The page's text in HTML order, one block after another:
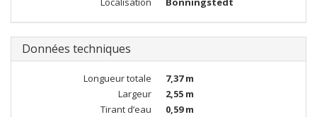
Données techniques
Longueur totale
7,37 m
Largeur
2,55 m
Tirant d’eau
0,59 m